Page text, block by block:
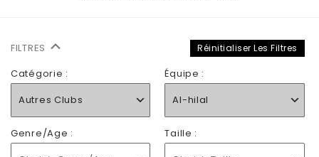
FILTRES Réinitialiser Les Filtres
Catégorie :
Autres Clubs
Équipe :
Al-hilal
Genre/Age :
Taille :